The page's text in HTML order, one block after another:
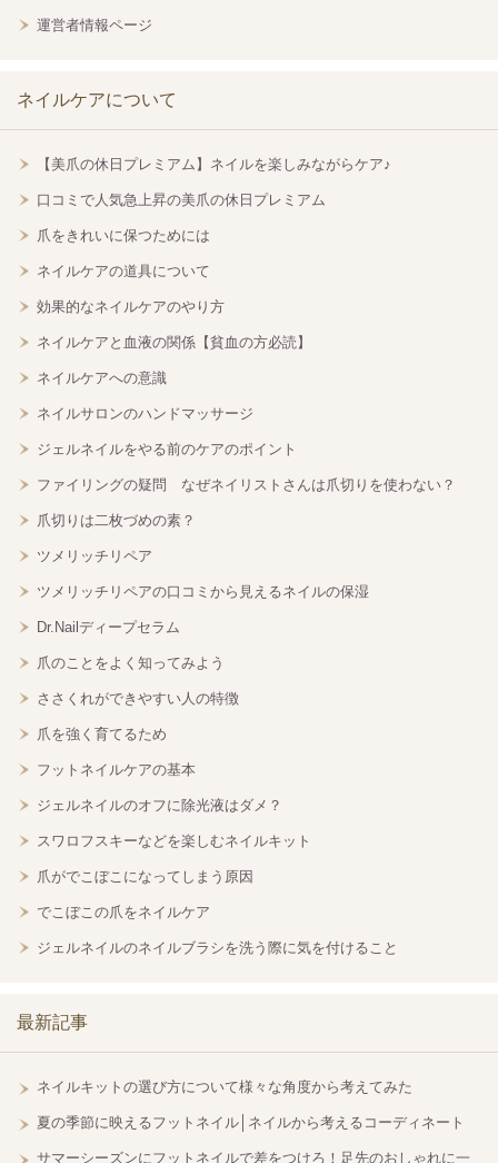
運営者情報ページ
ネイルケアについて
【美爪の休日プレミアム】ネイルを楽しみながらケア♪
口コミで人気急上昇の美爪の休日プレミアム
爪をきれいに保つためには
ネイルケアの道具について
効果的なネイルケアのやり方
ネイルケアと血液の関係【貧血の方必読】
ネイルケアへの意識
ネイルサロンのハンドマッサージ
ジェルネイルをやる前のケアのポイント
ファイリングの疑問 なぜネイリストさんは爪切りを使わない？
爪切りは二枚づめの素？
ツメリッチリペア
ツメリッチリペアの口コミから見えるネイルの保湿
Dr.Nailディープセラム
爪のことをよく知ってみよう
ささくれができやすい人の特徴
爪を強く育てるため
フットネイルケアの基本
ジェルネイルのオフに除光液はダメ？
スワロフスキーなどを楽しむネイルキット
爪がでこぼこになってしまう原因
でこぼこの爪をネイルケア
ジェルネイルのネイルブラシを洗う際に気を付けること
最新記事
ネイルキットの選び方について様々な角度から考えてみた
夏の季節に映えるフットネイル│ネイルから考えるコーディネート
サマーシーズンにフットネイルで差をつけろ！足先のおしゃれに一